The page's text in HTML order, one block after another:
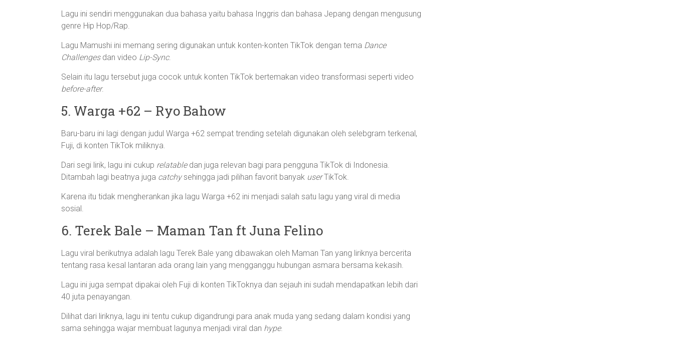
Lagu ini sendiri menggunakan dua bahasa yaitu bahasa Inggris dan bahasa Jepang dengan mengusung
genre Hip Hop/Rap.
Lagu Mamushi ini memang sering digunakan untuk konten-konten TikTok dengan tema Dance
Challengesdan video Lip-Sync.
Selain itu lagu tersebut juga cocok untuk konten TikTok bertemakan video transformasi seperti video
before-after.
5. Warga +62 – Ryo Bahow
Baru-baru ini lagi dengan judul Warga +62 sempat trending setelah digunakan oleh selebgram terkenal,
Fuji, di konten TikTok miliknya.
Dari segi lirik, lagu ini cukup relatable dan juga relevan bagi para pengguna TikTok di Indonesia.
Ditambah lagi beatnya juga catchysehingga jadi pilihan favorit banyak userTikTok.
Karena itu tidak mengherankan jika lagu Warga +62 ini menjadi salah satu lagu yang viral di media
sosial.
6. Terek Bale – Maman Tan ft Juna Felino
Lagu viral berikutnya adalah lagu Terek Bale yang dibawakan oleh Maman Tan yang liriknya bercerita
tentang rasa kesal lantaran ada orang lain yang mengganggu hubungan asmara bersama kekasih.
Lagu ini juga sempat dipakai oleh Fuji di konten TikToknya dan sejauh ini sudah mendapatkan lebih dari
40 juta penayangan.
Dilihat dari liriknya, lagu ini tentu cukup digandrungi para anak muda yang sedang dalam kondisi yang
sama sehingga wajar membuat lagunya menjadi viral dan hype.